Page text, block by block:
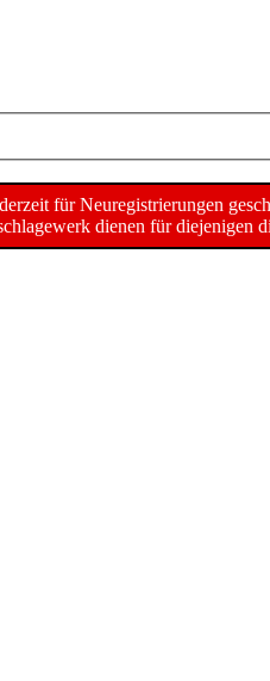
für Neuregistrierungen
dienen für diejenigen